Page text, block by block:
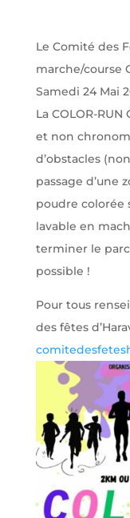
Le Comité des
marche/course
Samedi 24 Mai
La COLOR-
et non
d’obstacles
passage d’une
poudre colorée
lavable en
terminer le
possible !
Pour tous
des fêtes